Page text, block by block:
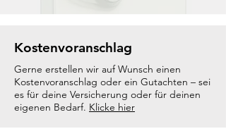
Kostenvoranschlag
Gerne erstellen wir auf Wunsch einen
Kostenvoranschlag oder ein Gutachten – sei
es für deine Versicherung oder für deinen
eigenen Bedarf. Klicke hier